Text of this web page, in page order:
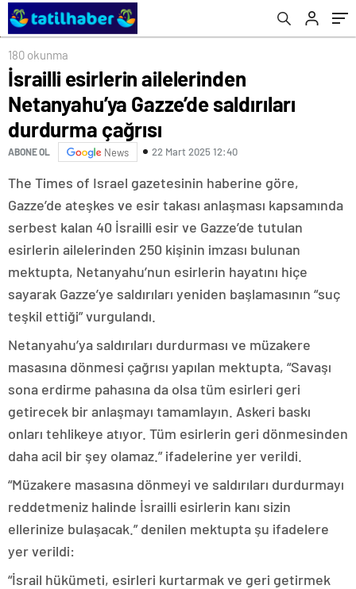
180 okunma
İsrailli esirlerin ailelerinden
Netanyahu’ya Gazze’de saldırıları
durdurma çağrısı
ABONE OL News 22 Mart 2025 12:40
The Times of Israel gazetesinin haberine göre,
Gazze’de ateşkes ve esir takası anlaşması kapsamında
serbest kalan 40 İsrailli esir ve Gazze’de tutulan
esirlerin ailelerinden 250 kişinin imzası bulunan
mektupta, Netanyahu’nun esirlerin hayatını hiçe
sayarak Gazze’ye saldırıları yeniden başlamasının “suç
teşkil ettiği” vurgulandı.
Netanyahu’ya saldırıları durdurması ve müzakere
masasına dönmesi çağrısı yapılan mektupta, “Savaşı
sona erdirme pahasına da olsa tüm esirleri geri
getirecek bir anlaşmayı tamamlayın. Askeri baskı
onları tehlikeye atıyor. Tüm esirlerin geri dönmesinden
daha acil bir şey olamaz.” ifadelerine yer verildi.
“Müzakere masasına dönmeyi ve saldırıları durdurmayı
reddetmeniz halinde İsrailli esirlerin kanı sizin
ellerinize bulaşacak.” denilen mektupta şu ifadelere
yer verildi:
“İsrail hükümeti, esirleri kurtarmak ve geri getirmek